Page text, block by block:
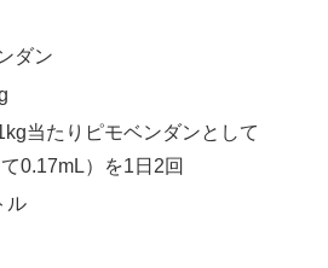
ダン
当たりピモベンダンとして
0.17mL）を1日2回
ル